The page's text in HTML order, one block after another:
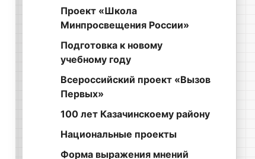
Проект «Школа
Минпросвещения России»
Подготовка к новому
учебному году
Всероссийский проект «Вызов
Первых»
100 лет Казачинскоему району
Национальные проекты
Форма выражения мнений